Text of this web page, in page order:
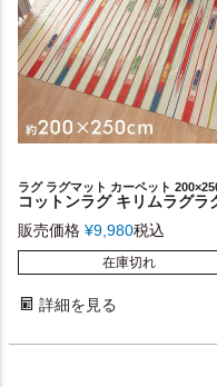
販売価格 ¥9,980税込
在庫切れ
詳細を見る